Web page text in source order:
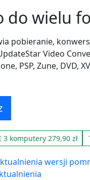
do wielu
pobieranie,
Video
PSP, Zune, DVD,
3 komputery 279,90 zł
wersji